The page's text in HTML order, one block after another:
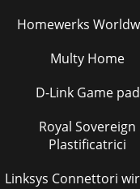
Homewerks
Multy Home
D-Link Game pad
Royal Sovereign
Plastificatrici
Linksys Connettori